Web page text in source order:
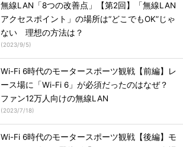
無線LAN「8つの改善点」【第2回】「無線LAN
アクセスポイント」の場所は“どこでもOK”じゃ
ない 理想の方法は？
(2023/9/5)
Wi-Fi 6時代のモータースポーツ観戦【前編】レ
ース場に「Wi-Fi 6」が必須だったのはなぜ？
ファン12万人向けの無線LAN
(2023/7/18)
Wi-Fi 6時代のモータースポーツ観戦【後編】モ